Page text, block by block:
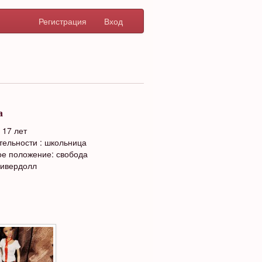
Регистрация Вход
17 лет
: школьница
положение: свобода